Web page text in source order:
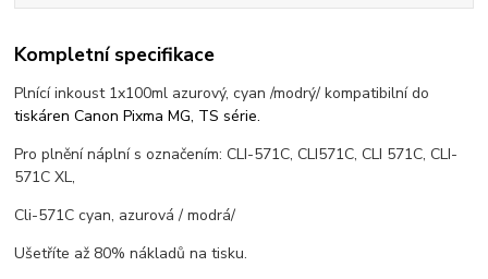
Kompletní specifikace
Plnící inkoust 1x100ml azurový, cyan /modrý/ kompatibilní do
tiskáren Canon Pixma MG, TS série.
Pro plnění náplní s označením: CLI-571C, CLI571C, CLI 571C, CLI-
571C XL,
Cli-571C cyan, azurová / modrá/
Ušetříte až 80% nákladů na tisku.